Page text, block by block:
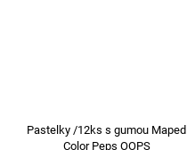
Pastelky /12ks s gumou Maped
Color Peps OOPS